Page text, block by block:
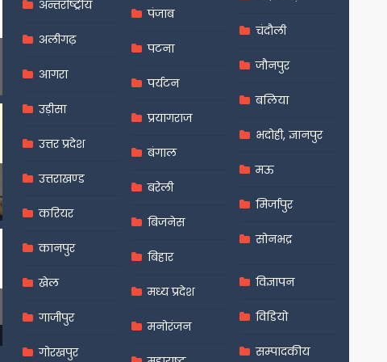
अन्तर्राष्ट्रीय
अलीगढ़
आगरा
उड़ीसा
उत्तर प्रदेश
उत्तराखण्ड
करियर
कानपुर
खेल
गाजीपुर
गोरखपुर
पंजाब
पटना
पर्यटन
प्रयागराज
बंगाल
बरेली
बिजनेस
बिहार
मध्य प्रदेश
मनोरंजन
चंदौली
जौनपुर
बलिया
भदोही, ज्ञानपुर
मऊ
मिर्जापुर
सोनभद्र
विज्ञापन
विडियो
सम्पादकीय